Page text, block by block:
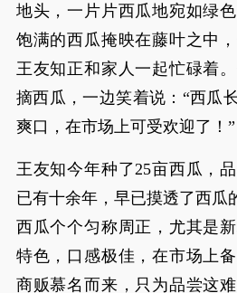
地头，一片片西瓜地宛如绿
饱满的西瓜掩映在藤叶之中
王友知正和家人一起忙碌着
摘西瓜，一边笑着说：“西瓜
爽口，在市场上可受欢迎了！”
王友知今年种了25亩西瓜，
已有十余年，早已摸透了西瓜
西瓜个个匀称周正，尤其是
特色，口感极佳，在市场上
商贩慕名而来，只为品尝这